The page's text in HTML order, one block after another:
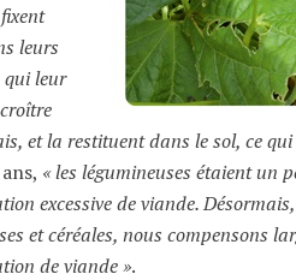
leurs
qui leur
et la restituent dans le sol, ce
« les légumineuses étaient un
excessive de viande.
et céréales, nous compensons
de viande ».